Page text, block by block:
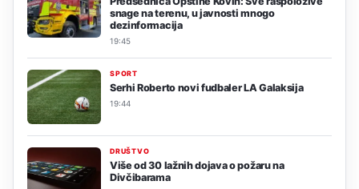
snage na terenu, u javnosti mnogo
dezinformacija
19:45
SPORT
Serhi Roberto novi fudbaler LA Galaksija
19:44
DRUŠTVO
Više od 30 lažnih dojava o požaru na
Divčibarama